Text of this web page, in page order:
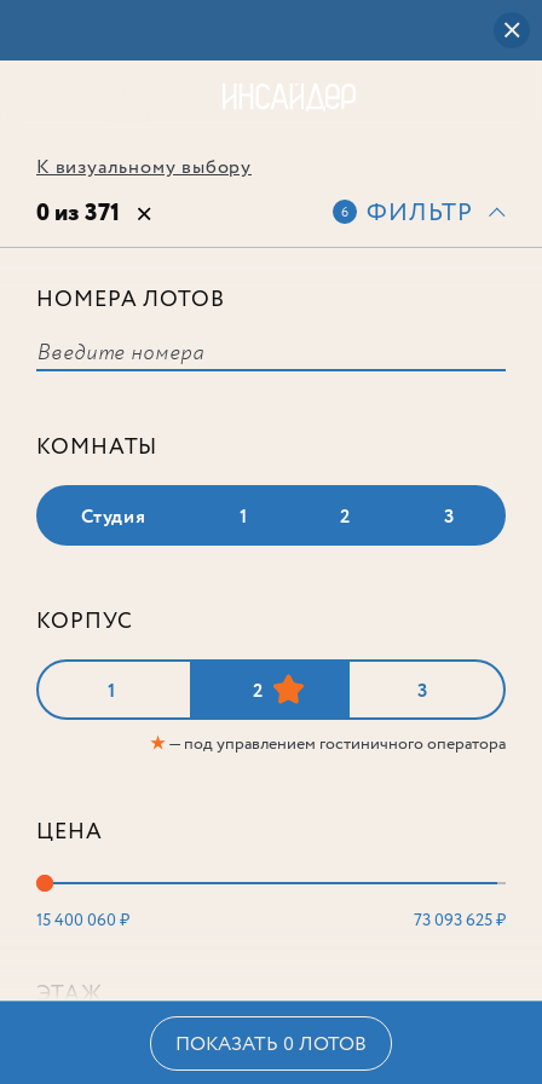
К визуальному выбору
0 из 371 6 ФИЛЬТР
НОМЕРА ЛОТОВ
КОМНАТЫ
Студия 1 2 3
КОРПУС
1 2 3
★— под управлением гостиничного оператора
ЦЕНА
15 400 060 ₽ 73 093 625 ₽
ЭТАЖ
ПОКАЗАТЬ 0 ЛОТОВ
соответствует ни одного лота